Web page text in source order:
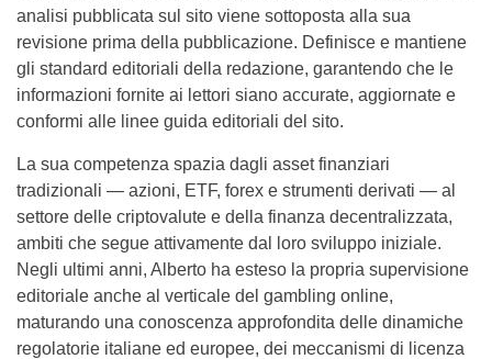
analisi pubblicata sul sito viene sottoposta alla sua
revisione prima della pubblicazione. Definisce e mantiene
gli standard editoriali della redazione, garantendo che le
informazioni fornite ai lettori siano accurate, aggiornate e
conformi alle linee guida editoriali del sito.
La sua competenza spazia dagli asset finanziari
tradizionali — azioni, ETF, forex e strumenti derivati — al
settore delle criptovalute e della finanza decentralizzata,
ambiti che segue attivamente dal loro sviluppo iniziale.
Negli ultimi anni, Alberto ha esteso la propria supervisione
editoriale anche al verticale del gambling online,
maturando una conoscenza approfondita delle dinamiche
regolatorie italiane ed europee, dei meccanismi di licenza